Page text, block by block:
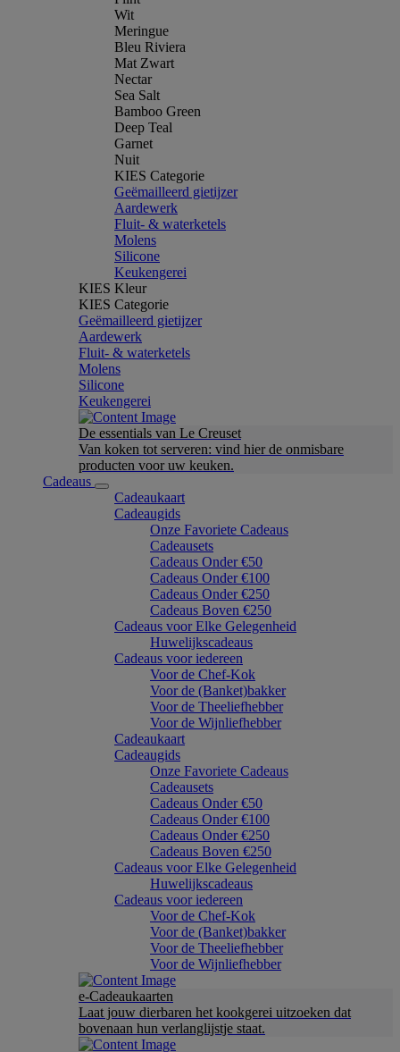
Wit
Meringue
Bleu Riviera
Mat Zwart
Nectar
Sea Salt
Bamboo Green
Deep Teal
Garnet
Nuit
KIES Categorie
Geëmailleerd gietijzer
Aardewerk
Fluit- & waterketels
Molens
Silicone
Keukengerei
KIES Kleur
KIES Categorie
Geëmailleerd gietijzer
Aardewerk
Fluit- & waterketels
Molens
Silicone
Keukengerei
De essentials van Le Creuset
Van koken tot serveren: vind hier de onmisbare
producten voor uw keuken.
Cadeaus
Cadeaukaart
Cadeaugids
Onze Favoriete Cadeaus
Cadeausets
Cadeaus Onder €50
Cadeaus Onder €100
Cadeaus Onder €250
Cadeaus Boven €250
Cadeaus voor Elke Gelegenheid
Huwelijkscadeaus
Cadeaus voor iedereen
Voor de Chef-Kok
Voor de (Banket)bakker
Voor de Theeliefhebber
Voor de Wijnliefhebber
Cadeaukaart
Cadeaugids
Onze Favoriete Cadeaus
Cadeausets
Cadeaus Onder €50
Cadeaus Onder €100
Cadeaus Onder €250
Cadeaus Boven €250
Cadeaus voor Elke Gelegenheid
Huwelijkscadeaus
Cadeaus voor iedereen
Voor de Chef-Kok
Voor de (Banket)bakker
Voor de Theeliefhebber
Voor de Wijnliefhebber
e-Cadeaukaarten
Laat jouw dierbaren het kookgerei uitzoeken dat
bovenaan hun verlanglijstje staat.